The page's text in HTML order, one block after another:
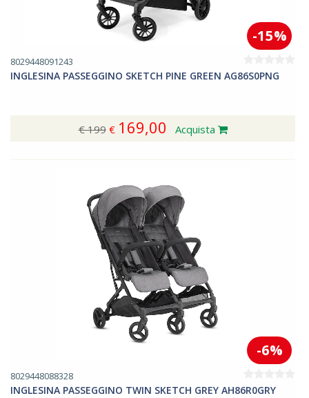
8029448091243
INGLESINA PASSEGGINO SKETCH PINE GREEN AG86S0PNG
€ 199€ 169,00
-15%
Acquista
8029448088328
INGLESINA PASSEGGINO TWIN SKETCH GREY AH86R0GRY
-6%